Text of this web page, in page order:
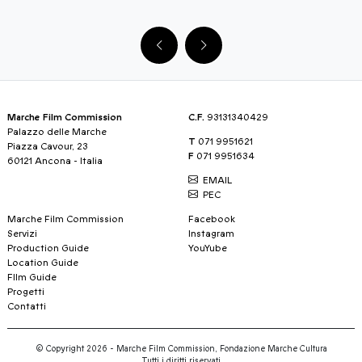
Marche Film Commission
Palazzo delle Marche
Piazza Cavour, 23
60121 Ancona - Italia
C.F. 93131340429
T 071 9951621
F 071 9951634
EMAIL
PEC
Marche Film Commission
Servizi
Production Guide
Location Guide
FIlm Guide
Progetti
Contatti
Facebook
Instagram
YouYube
© Copyright 2026 - Marche Film Commission, Fondazione Marche Cultura